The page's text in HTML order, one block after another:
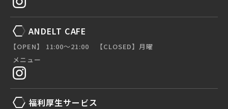
ANDELT CAFE
【OPEN】 11:00〜21:00 【CLOSED】月曜
メニュー
福利厚生サービス